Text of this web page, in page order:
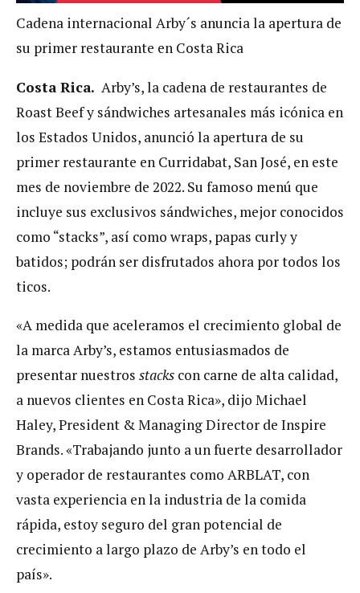
Cadena internacional Arby´s anuncia la apertura de
su primer restaurante en Costa Rica
Costa Rica. Arby’s, la cadena de restaurantes de
Roast Beef y sándwiches artesanales más icónica en
los Estados Unidos, anunció la apertura de su
primer restaurante en Curridabat, San José, en este
mes de noviembre de 2022. Su famoso menú que
incluye sus exclusivos sándwiches, mejor conocidos
como “stacks”, así como wraps, papas curly y
batidos; podrán ser disfrutados ahora por todos los
ticos.
«A medida que aceleramos el crecimiento global de
la marca Arby’s, estamos entusiasmados de
presentar nuestros stacks con carne de alta calidad,
a nuevos clientes en Costa Rica», dijo Michael
Haley, President & Managing Director de Inspire
Brands. «Trabajando junto a un fuerte desarrollador
y operador de restaurantes como ARBLAT, con
vasta experiencia en la industria de la comida
rápida, estoy seguro del gran potencial de
crecimiento a largo plazo de Arby’s en todo el
país».